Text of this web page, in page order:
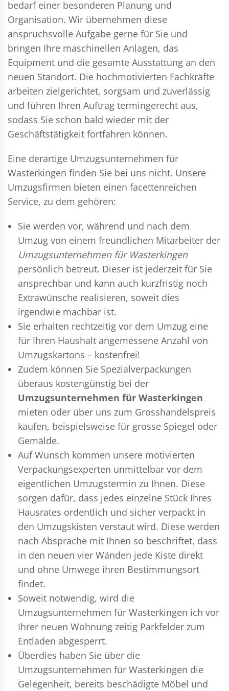
bedarf einer besonderen Planung und
Organisation. Wir übernehmen diese
anspruchsvolle Aufgabe gerne für Sie und
bringen Ihre maschinellen Anlagen, das
Equipment und die gesamte Ausstattung an den
neuen Standort. Die hochmotivierten Fachkräfte
arbeiten zielgerichtet, sorgsam und zuverlässig
und führen Ihren Auftrag termingerecht aus,
sodass Sie schon bald wieder mit der
Geschäftstätigkeit fortfahren können.
Eine derartige Umzugsunternehmen für
Wasterkingen finden Sie bei uns nicht. Unsere
Umzugsfirmen bieten einen facettenreichen
Service, zu dem gehören:
Sie werden vor, während und nach dem
Umzug von einem freundlichen Mitarbeiter der
Umzugsunternehmen für Wasterkingen
persönlich betreut. Dieser ist jederzeit für Sie
ansprechbar und kann auch kurzfristig noch
Extrawünsche realisieren, soweit dies
irgendwie machbar ist.
Sie erhalten rechtzeitig vor dem Umzug eine
für Ihren Haushalt angemessene Anzahl von
Umzugskartons – kostenfrei!
Zudem können Sie Spezialverpackungen
überaus kostengünstig bei der
Umzugsunternehmen für Wasterkingen
mieten oder über uns zum Grosshandelspreis
kaufen, beispielsweise für grosse Spiegel oder
Gemälde.
Auf Wunsch kommen unsere motivierten
Verpackungsexperten unmittelbar vor dem
eigentlichen Umzugstermin zu Ihnen. Diese
sorgen dafür, dass jedes einzelne Stück Ihres
Hausrates ordentlich und sicher verpackt in
den Umzugskisten verstaut wird. Diese werden
nach Absprache mit Ihnen so beschriftet, dass
in den neuen vier Wänden jede Kiste direkt
und ohne Umwege ihren Bestimmungsort
findet.
Soweit notwendig, wird die
Umzugsunternehmen für Wasterkingen ich vor
Ihrer neuen Wohnung zeitig Parkfelder zum
Entladen abgesperrt.
Überdies haben Sie über die
Umzugsunternehmen für Wasterkingen die
Gelegenheit, bereits beschädigte Möbel und